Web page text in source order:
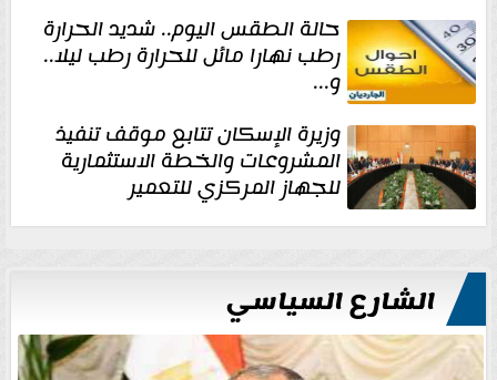
حالة الطقس اليوم.. شديد الحرارة
رطب نهارا مائل للحرارة رطب ليلا..
و...
وزيرة الإسكان تتابع موقف تنفيذ
المشروعات والخطة الاستثمارية
للجهاز المركزي للتعمير
الشارع السياسي